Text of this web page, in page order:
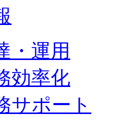
・運用
効率化
サポート